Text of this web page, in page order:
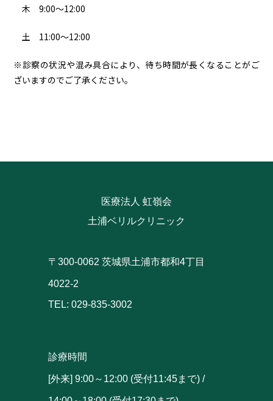
木 9:00〜12:00
土 11:00〜12:00
※診察の状況や混み具合により、待ち時間が長くなることがご
ざいますのでご了承ください。
医療法人 虹嶺会
土浦ベリルクリニック
〒300-0062 茨城県土浦市都和4丁目
4022-2
TEL: 029-835-3002
診療時間
[外来] 9:00～12:00 (受付11:45まで) /